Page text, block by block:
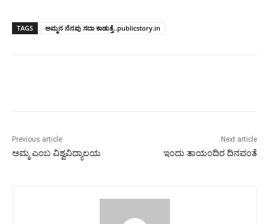
TAGS ಅಮ್ಮನ ನೆನಪು ಸದಾ ಕಾಡುತ್ತೆ..publicstory.in
Previous article
ಅಮ್ಮ ಎಂಬ ವಿಶ್ವವಿದ್ಯಾಲಯ
Next article
ಇಂದು ತಾಯಂದಿರ ದಿನವಂತೆ